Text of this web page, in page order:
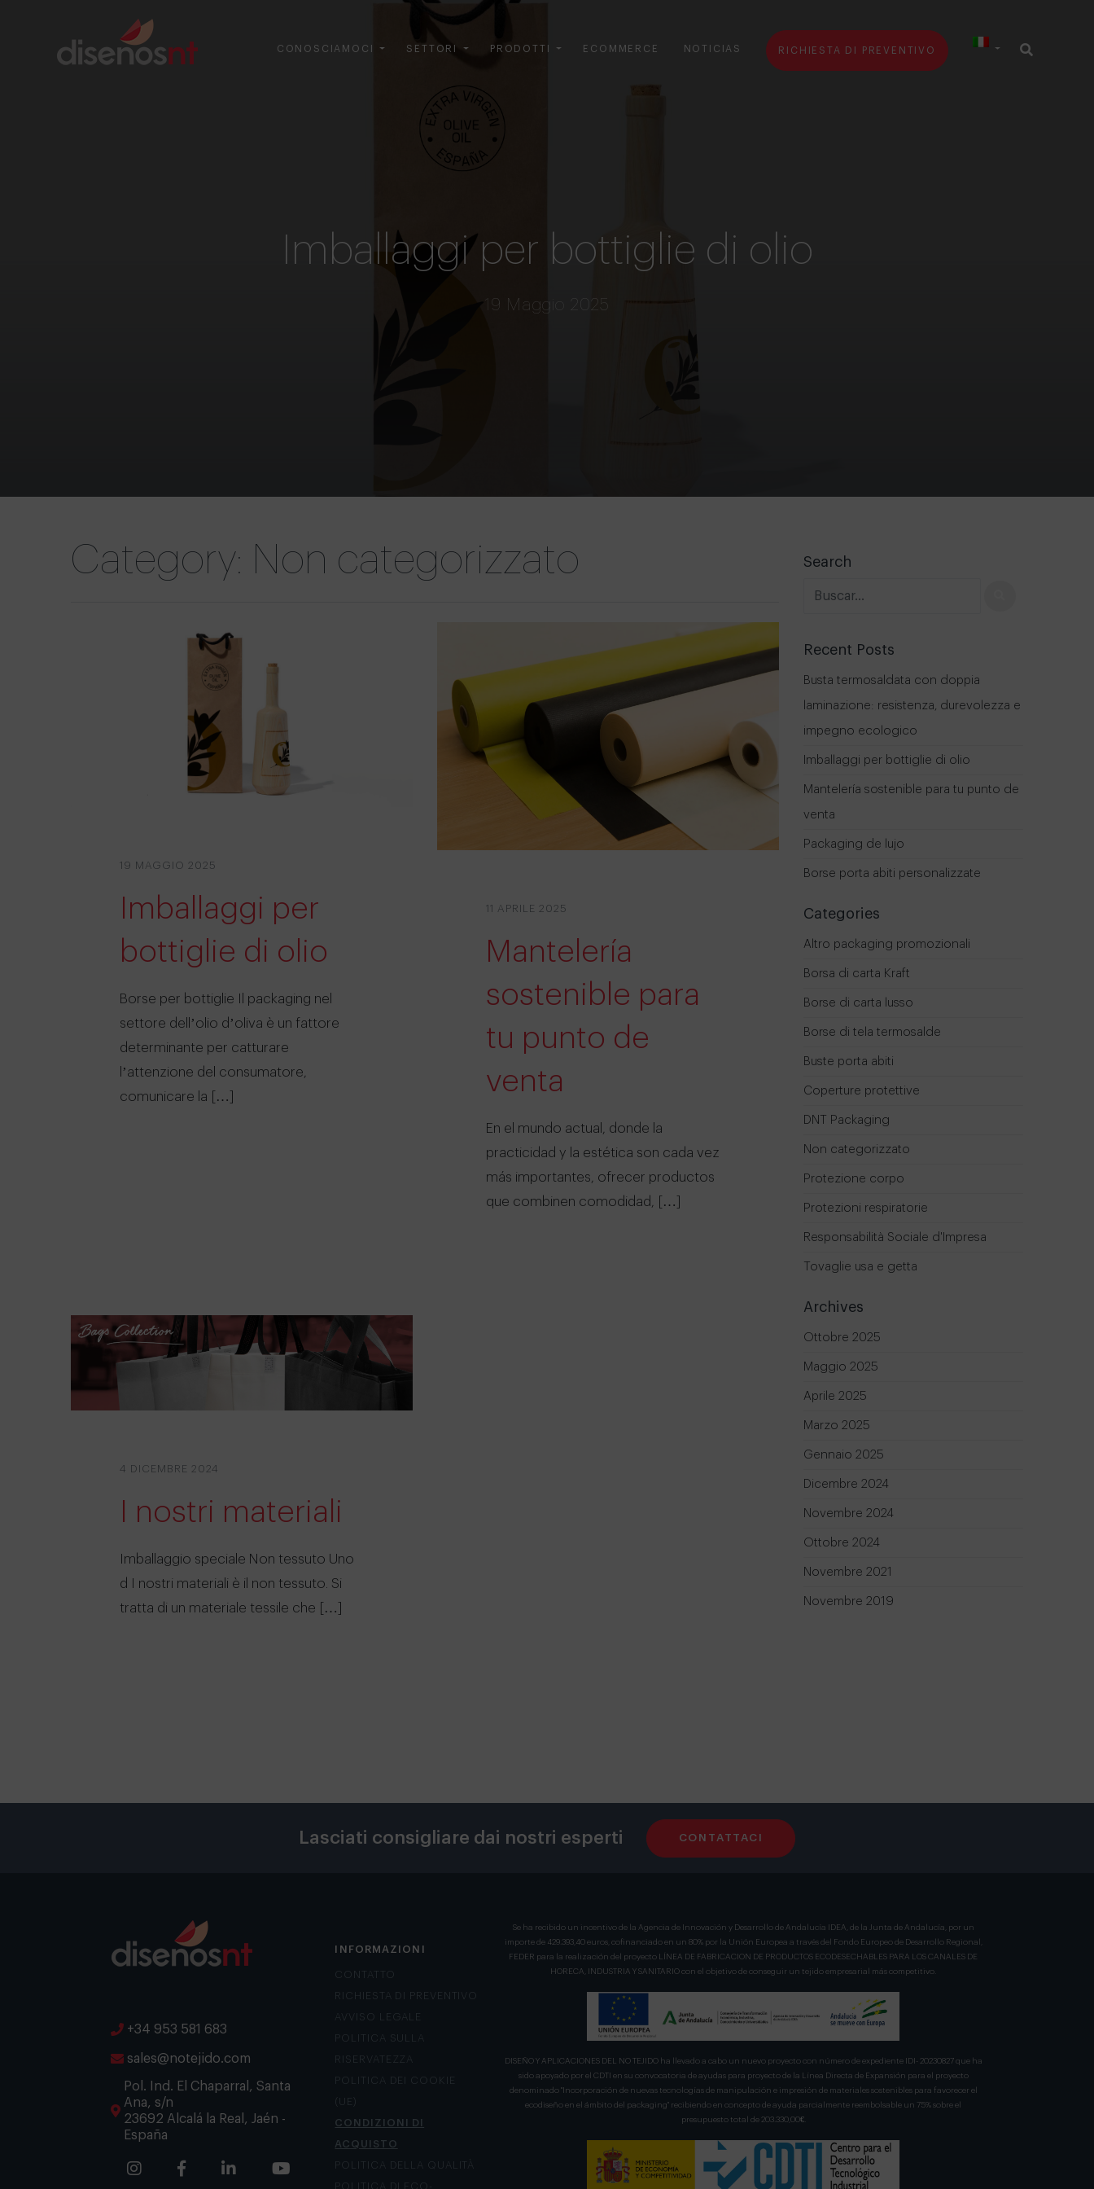
CONOSCIAMOCI SETTORI PRODOTTI ECOMMERCE NOTICIAS RICHIESTA DI PREVENTIVO
Imballaggi per bottiglie di olio
19 Maggio 2025
Category: Non categorizzato
19 MAGGIO 2025
Imballaggi per
bottiglie di olio
Borse per bottiglie Il packaging nel
settore dell’olio d’oliva è un fattore
determinante per catturare
l’attenzione del consumatore,
comunicare la […]
11 APRILE 2025
Mantelería
sostenible para
tu punto de
venta
En el mundo actual, donde la
practicidad y la estética son cada vez
más importantes, ofrecer productos
que combinen comodidad, […]
4 DICEMBRE 2024
I nostri materiali
Imballaggio speciale Non tessuto Uno
d I nostri materiali è il non tessuto. Si
tratta di un materiale tessile che […]
Search
Recent Posts
Busta termosaldata con doppia
laminazione: resistenza, durevolezza e
impegno ecologico
Imballaggi per bottiglie di olio
Mantelería sostenible para tu punto de
venta
Packaging de lujo
Borse porta abiti personalizzate
Categories
Altro packaging promozionali
Borsa di carta Kraft
Borse di carta lusso
Borse di tela termosalde
Buste porta abiti
Coperture protettive
DNT Packaging
Non categorizzato
Protezione corpo
Protezioni respiratorie
Responsabilità Sociale d'Impresa
Tovaglie usa e getta
Archives
Ottobre 2025
Maggio 2025
Aprile 2025
Marzo 2025
Gennaio 2025
Dicembre 2024
Novembre 2024
Ottobre 2024
Novembre 2021
Novembre 2019
Lasciati consigliare dai nostri esperti CONTATTACI
+34 953 581 683
sales@notejido.com
Pol. Ind. El Chaparral, Santa
Ana, s/n
23692 Alcalá la Real, Jaén -
España
INFORMAZIONI
CONTATTO
RICHIESTA DI PREVENTIVO
AVVISO LEGALE
POLITICA SULLA
RISERVATEZZA
POLITICA DEI COOKIE
CONDIZIONI DI
ACQUISTO
POLITICA DELLA QUALITÀ
POLITICA DI ECO-
Se ha recibido un incentivo de la Agencia de Innovación y Desarrollo de Andalucía IDEA, de la Junta de Andalucía, por un
importe de 429.393,40 euros, cofinanciado en un 80% por la Unión Europea a través del Fondo Europeo de Desarrollo Regional,
FEDER para la realización del proyecto LÍNEA DE FABRICACION DE PRODUCTOS ECODESECHABLES PARA LOS CANALES DE
HORECA, INDUSTRIA Y SANITARIO con el objetivo de conseguir un tejido empresarial más competitivo.
DISEÑO Y APLICACIONES DEL NO TEJIDO ha llevado a cabo un nuevo proyecto con número de expediente IDI- 20230827 que ha
sido apoyado por el CDTI en su convocatoria de ayudas para proyecto de la Línea Directa de Expansión para el proyecto
denominado "Incorporación de nuevas tecnologías de manipulación e impresión de materiales sostenibles para favorecer el
ecodiseño en el ámbito del packaging" recibiendo en concepto de ayuda parcialmente reembolsable un 75% sobre el
presupuesto total de 203.330,00€.